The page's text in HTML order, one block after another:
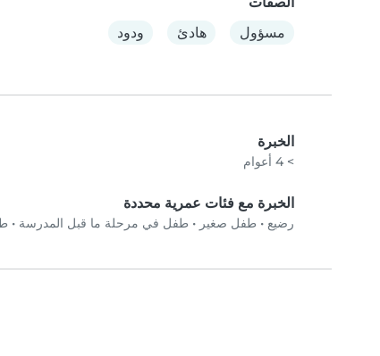
مسؤول
هادئ ودود
الخبرة
> 4 أعوام
الخبرة مع فئات عمرية محددة
رضيع • طفل صغير • طفل في مرحلة ما قبل المدرسة •